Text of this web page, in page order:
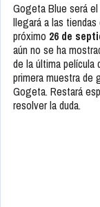
Gogeta Blue será
llegará a las
próximo 26 de
aún no se ha
de la última película
primera muestra de
Gogeta. Restará
resolver la duda.